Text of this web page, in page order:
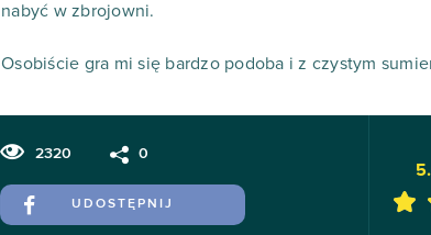
nabyć w zbrojowni.
Osobiście gra mi się bardzo podoba i z czystym
2320 0
UDOSTĘPNIJ